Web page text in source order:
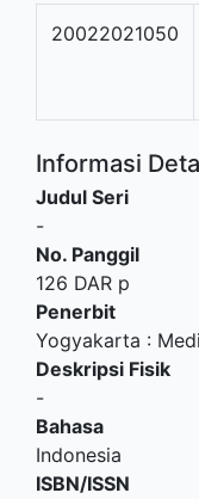
20022021050
Informasi
Judul Seri
-
No. Panggil
126 DAR p
Penerbit
Yogyakarta :
Deskripsi Fisik
-
Bahasa
Indonesia
ISBN/ISSN